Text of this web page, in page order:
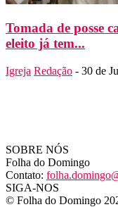
Tomada de posse
eleito já tem...
Igreja Redação - 30 de
SOBRE NÓS
Folha do Domingo
Contato:
SIGA-NOS
© Folha do Domingo